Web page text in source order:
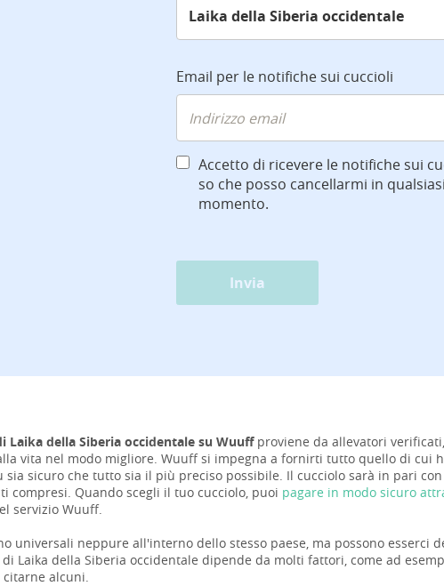
Email per le notifiche sui cuccioli
Accetto di ricevere le notifiche sui
so che posso cancellarmi in qualsiasi
momento.
Invia
Laika della Siberia occidentale su Wuuffproviene da allevatori
vita nel modo migliore. Wuuff si impegna a fornirti tutto quello di cui
sia sicuro che tutto sia il più preciso possibile. Il cucciolo sarà in pari
compresi. Quando scegli il tuo cucciolo, puoi pagare in modo sicuro
servizio Wuuff.
universali neppure all'interno dello stesso paese, ma possono
Laika della Siberia occidentale dipende da molti fattori, come ad
citarne alcuni.